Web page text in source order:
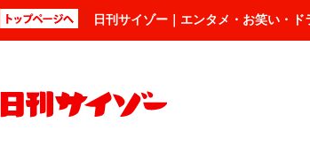
日刊サイゾー｜エンタメ・お笑い・